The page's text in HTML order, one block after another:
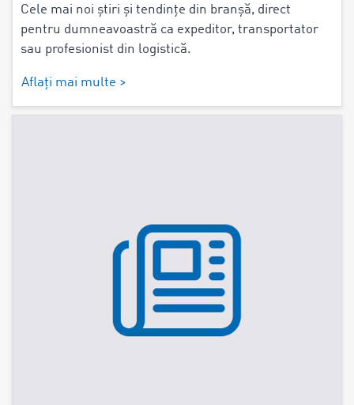
Cele mai noi știri și tendințe din branșă, direct
pentru dumneavoastră ca expeditor, transportator
sau profesionist din logistică.
Aflați mai multe >